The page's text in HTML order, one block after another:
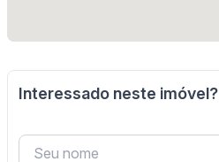
Interessado neste imóvel?